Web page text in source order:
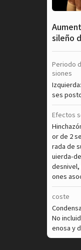
sileño
Periodo
siones
ses
Efectos
or de 2
rada de
uierda-
desnivel,
ones
coste
No
enosa y